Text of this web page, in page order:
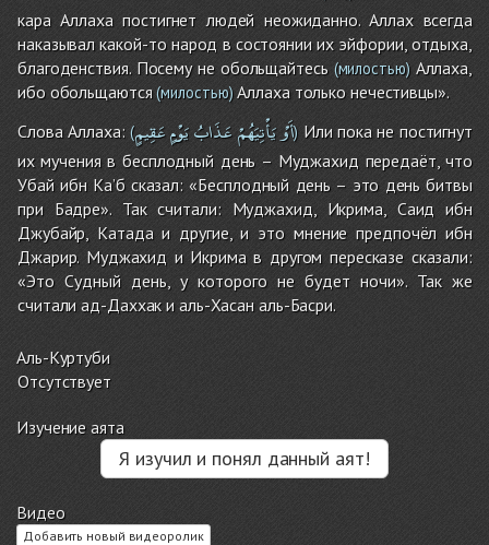
кара Аллаха постигнет людей неожиданно. Аллах всегда
наказывал какой-то народ в состоянии их эйфории, отдыха,
благоденствия. Посему не обольщайтесь(милостью)Аллаха,
ибо обольщаются(милостью)Аллаха только нечестивцы».
Слова Аллаха:( أَوْيَأْتِيَهُمْعَذَابُيَوْمٍعَقِيمٍ ) Или пока не постигнут
их мучения в бесплодный день – Муджахид передаёт, что
Убай ибн Ка’б сказал: «Бесплодный день – это день битвы
при Бадре». Так считали: Муджахид, Икрима, Саид ибн
Джубайр, Катада и другие, и это мнение предпочёл ибн
Джарир. Муджахид и Икрима в другом пересказе сказали:
«Это Судный день, у которого не будет ночи». Так же
считали ад-Даххак и аль-Хасан аль-Басри.
Аль-Куртуби
Отсутствует
Изучение аята
Я изучил и понял данный аят!
Видео
Добавить новый видеоролик